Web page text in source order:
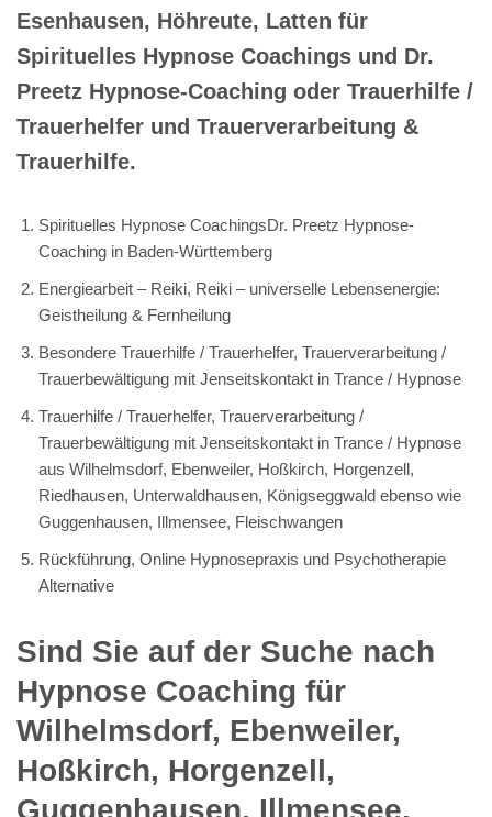
Esenhausen, Höhreute, Latten für
Spirituelles Hypnose Coachings und Dr.
Preetz Hypnose-Coaching oder Trauerhilfe /
Trauerhelfer und Trauerverarbeitung &
Trauerhilfe.
Spirituelles Hypnose CoachingsDr. Preetz Hypnose-
Coaching in Baden-Württemberg
Energiearbeit – Reiki, Reiki – universelle Lebensenergie:
Geistheilung & Fernheilung
Besondere Trauerhilfe / Trauerhelfer, Trauerverarbeitung /
Trauerbewältigung mit Jenseitskontakt in Trance / Hypnose
Trauerhilfe / Trauerhelfer, Trauerverarbeitung /
Trauerbewältigung mit Jenseitskontakt in Trance / Hypnose
aus Wilhelmsdorf, Ebenweiler, Hoßkirch, Horgenzell,
Riedhausen, Unterwaldhausen, Königseggwald ebenso wie
Guggenhausen, Illmensee, Fleischwangen
Rückführung, Online Hypnosepraxis und Psychotherapie
Alternative
Sind Sie auf der Suche nach
Hypnose Coaching für
Wilhelmsdorf, Ebenweiler,
Hoßkirch, Horgenzell,